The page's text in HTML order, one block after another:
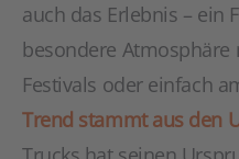
auch das Erlebnis – ein
besondere Atmosphäre
Festivals oder einfach
Trend stammt aus den